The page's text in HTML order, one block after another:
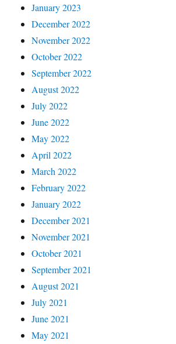
January 2023
December 2022
November 2022
October 2022
September 2022
August 2022
July 2022
June 2022
May 2022
April 2022
March 2022
February 2022
January 2022
December 2021
November 2021
October 2021
September 2021
August 2021
July 2021
June 2021
May 2021